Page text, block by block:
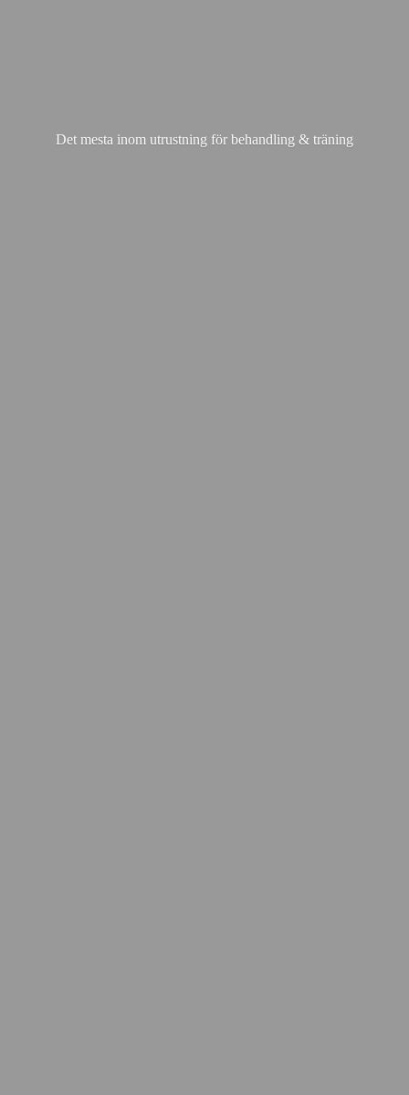
Det mesta inom utrustning för behandling & träning